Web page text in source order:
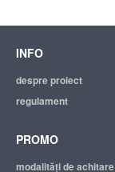
INFO
despre proiect
regulament
PROMO
modalităţi de achitare